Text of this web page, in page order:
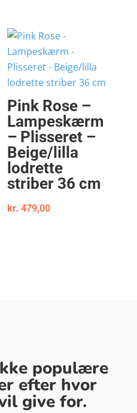
Pink Rose –
Lampeskærm
– Plisseret –
Beige/lilla
lodrette
striber 36 cm
kr. 479,00
populære
efter hvor
give for.